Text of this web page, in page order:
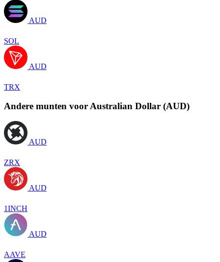
AUD
SOL
AUD
TRX
Andere munten voor Australian Dollar (AUD)
AUD
ZRX
AUD
1INCH
AUD
AAVE